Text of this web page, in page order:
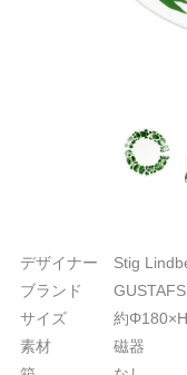
デザイナー Stig
ブランド
サイズ 約
素材 磁器